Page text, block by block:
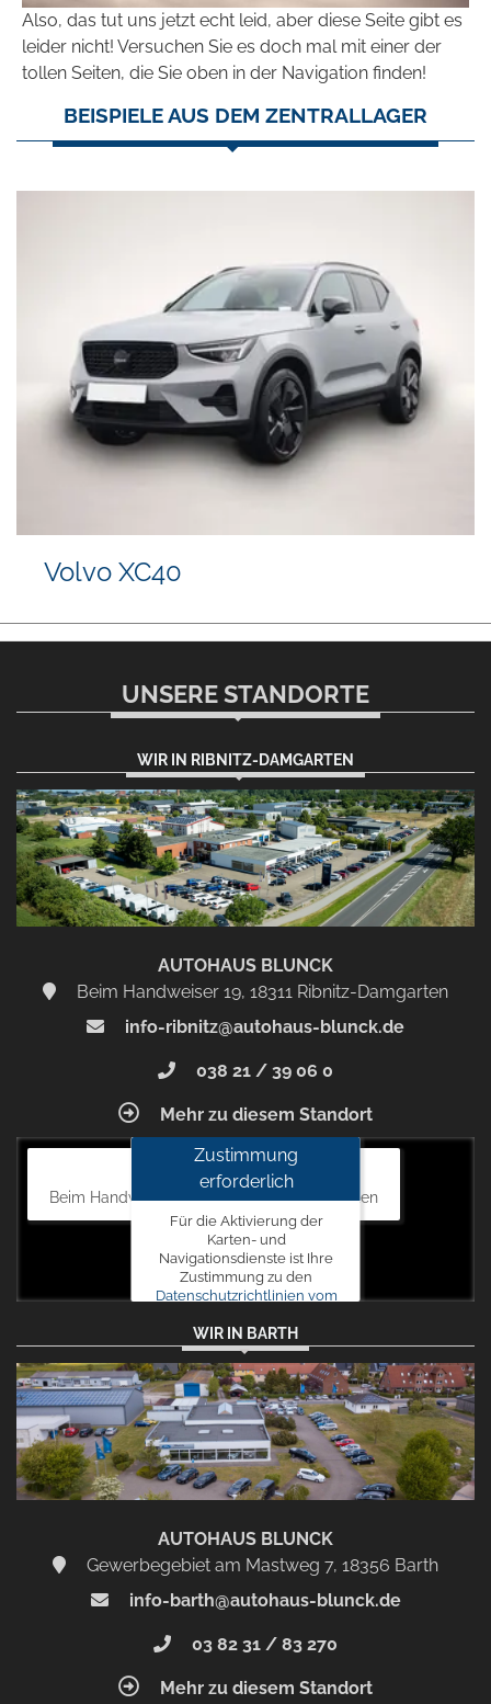
Also, das tut uns jetzt echt leid, aber diese Seite gibt es
leider nicht! Versuchen Sie es doch mal mit einer der
tollen Seiten, die Sie oben in der Navigation finden!
BEISPIELE AUS DEM ZENTRALLAGER
Volvo XC40
UNSERE STANDORTE
WIR IN RIBNITZ-DAMGARTEN
AUTOHAUS BLUNCK
Beim Handweiser 19, 18311 Ribnitz-Damgarten
info-ribnitz@autohaus-blunck.de
038 21 / 39 06 0
Mehr zu diesem Standort
Autohaus Blunck
Beim Handweiser 19, 18311 Ribnitz-Damgarten
Zustimmung
erforderlich
Für die Aktivierung der
Karten- und
Navigationsdienste ist Ihre
Zustimmung zu den
Datenschutzrichtlinien vom
erforderlich.
Zustimmen
und
aktivieren
WIR IN BARTH
AUTOHAUS BLUNCK
Gewerbegebiet am Mastweg 7, 18356 Barth
info-barth@autohaus-blunck.de
03 82 31 / 83 270
Mehr zu diesem Standort